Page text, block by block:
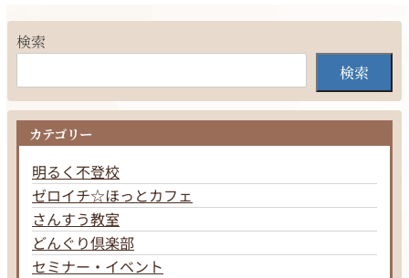
検索
検索
カテゴリー
明るく不登校
ゼロイチ☆ほっとカフェ
さんすう教室
どんぐり倶楽部
セミナー・イベント